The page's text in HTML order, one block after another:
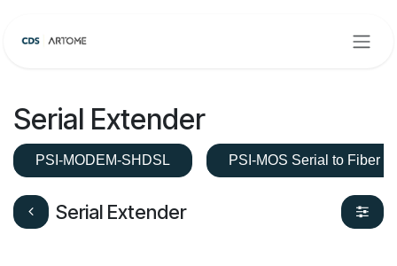
Serial Extender
PSI-MODEM-SHDSL PSI-MOS Serial to Fiber
Serial Extender